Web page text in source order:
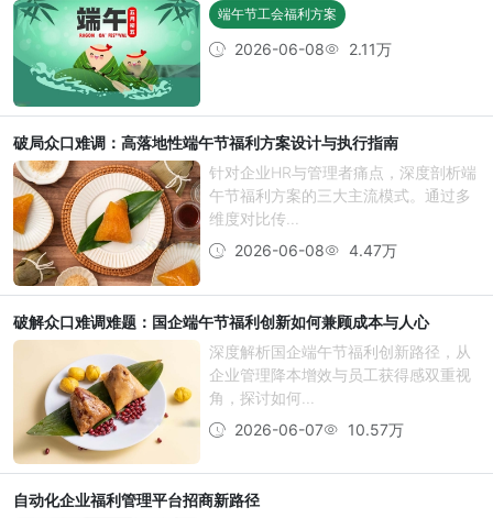
端午节工会福利方案
2026-06-08 2.11万
破局众口难调：高落地性端午节福利方案设计与执行指南
针对企业HR与管理者痛点，深度剖析端
午节福利方案的三大主流模式。通过多
维度对比传...
2026-06-08
4.47万
破解众口难调难题：国企端午节福利创新如何兼顾成本与人心
深度解析国企端午节福利创新路径，从
企业管理降本增效与员工获得感双重视
角，探讨如何...
2026-06-07
10.57万
自动化企业福利管理平台招商新路径